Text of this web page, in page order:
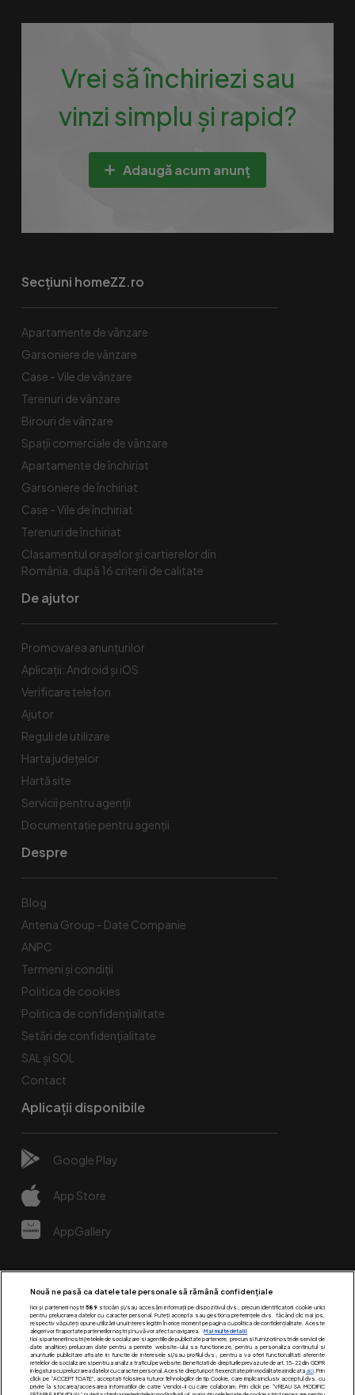
Vrei să închiriezi sau
vinzi simplu și rapid?
Adaugă acum anunț
Secțiuni homeZZ.ro
Apartamente de vânzare
Garsoniere de vânzare
Case - Vile de vânzare
Terenuri de vânzare
Birouri de vânzare
Spaţii comerciale de vânzare
Apartamente de închiriat
Garsoniere de închiriat
Case - Vile de închiriat
Terenuri de închiriat
Clasamentul orașelor și cartierelor din
România, după 16 criterii de calitate
De ajutor
Promovarea anunțurilor
Aplicații: Android și iOS
Verificare telefon
Ajutor
Reguli de utilizare
Harta județelor
Hartă site
Servicii pentru agenții
Documentație pentru agenții
Despre
Blog
Antena Group - Date Companie
ANPC
Termeni și condiții
Politica de cookies
Politica de confidențialitate
Setări de confidențialitate
SAL și SOL
Contact
Aplicații disponibile
Google Play
App Store
AppGallery
Urmărește-ne pe:
Nouă ne pasă ca datele tale personale să rămână confidențiale
Noi și partenerii noștri 589stocăm și/sau accesăm informații pe dispozitivul dvs., precum identificatorii cookie unici
pentru prelucrarea datelor cu caracter personal. Puteți accepta sau gestiona preferințele dvs. făcând clic mai jos,
respectiv vă puteți opune utilizării unui interes legitim în orice moment pe pagina cu politica de confidențialitate. Aceste
alegeri vor fi raportate partenerilor noștri și nu vă vor afecta navigarea.
Mai multe detalii
Noi si partenerii nostri (retelele de socializare si agentiile de publicitate partenere, precum si furnizorii nostri de servicii de
date analitice) prelucram date pentru a permite website-ului sa functioneze, pentru a personaliza continutul si
anunturile publicitare afisate in functie de interesele si/sau profilul dvs., pentru a va oferi functionalitati aferente
retelelor de socializare si pentru a analiza traficul pe website. Beneficiati de drepturile prevazute de art. 15-22 din GDPR
in legatura cu prelucrarea datelor cu caracter personal. Aceste drepturi pot fi exercitate prin modalitatea indicataaici. Prin
click pe “ACCEPT TOATE”, acceptati folosirea tuturor Tehnologiilor de tip Cookie, care implica inclusiv acceptul dvs. cu
privire la stocarea/accesarea informatiilor de catre Vendor-ii cu care colaboram. Prin click pe “VREAU SA MODIFIC